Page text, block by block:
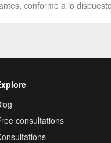
conforme a lo
consultations